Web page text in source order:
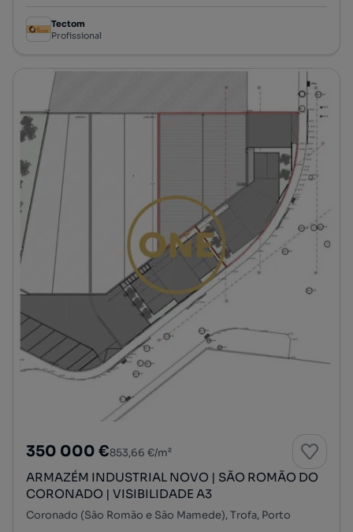
Tectom
Profissional
350 000 €853,66 €/m²
ARMAZÉM INDUSTRIAL NOVO | SÃO ROMÃO DO
CORONADO | VISIBILIDADE A3
Coronado (São Romão e São Mamede), Trofa, Porto